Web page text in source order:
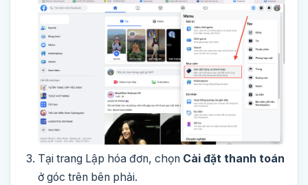
Tại trang Lập hóa đơn, chọn Cài đặt thanh toán
ở góc trên bên phải.